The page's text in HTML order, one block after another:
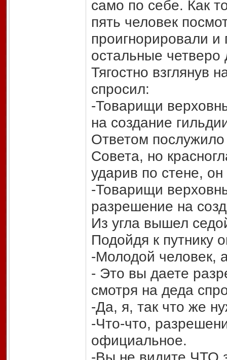
само по себе. Как
пять человек
проигнорировали и
остальные
Тягостно взглянув
спросил:
-Товарищи
на создание
Ответом
Совета, но
ударив по стене,
-Товарищи
разрешение на
Из угла вышел
Подойдя к путнику
-Молодой человек,
- Это вы даете
смотря на деда
-Да, я, так что же
-Что-что,
официальное.